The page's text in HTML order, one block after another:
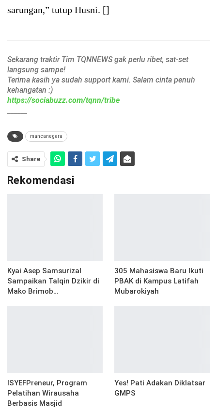
sarungan,” tutup Husni. []
Sekarang traktir Tim TQNNEWS gak perlu ribet, sat-set
langsung sampe!
Terima kasih ya sudah support kami. Salam cinta penuh
kehangatan :)
https://sociabuzz.com/tqnn/tribe
mancanegara
Share
Rekomendasi
Kyai Asep Samsurizal
Sampaikan Talqin Dzikir di
Mako Brimob…
305 Mahasiswa Baru Ikuti
PBAK di Kampus Latifah
Mubarokiyah
ISYEFPreneur, Program
Pelatihan Wirausaha
Berbasis Masjid
Yes! Pati Adakan Diklatsar
GMPS